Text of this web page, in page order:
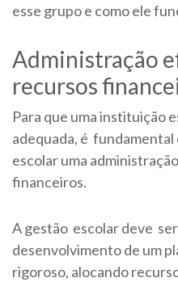
esse grupo e como ele
Administração
recursos
Para que uma instituição
adequada, é
escolar uma
financeiros.
A gestão escolar deve
desenvolvimento de um
rigoroso, alocando